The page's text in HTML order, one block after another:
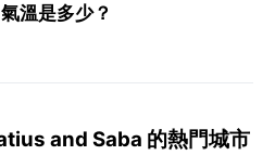
溫是多少？
and Saba 的熱門城市